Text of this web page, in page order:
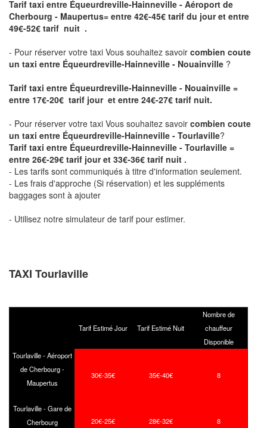
Tarif taxi entre Équeurdreville-Hainneville - Aéroport de
Cherbourg - Maupertus= entre 42€-45€ tarif du jour et entre
49€-52€ tarif nuit .
- Pour réserver votre taxi Vous souhaitez savoir combien coute
un taxi entre Équeurdreville-Hainneville - Nouainville ?
Tarif taxi entre Équeurdreville-Hainneville - Nouainville =
entre 17€-20€ tarif jour et entre 24€-27€ tarif nuit.
- Pour réserver votre taxi Vous souhaitez savoir combien coute
un taxi entre Équeurdreville-Hainneville - Tourlaville?
Tarif taxi entre Équeurdreville-Hainneville - Tourlaville =
entre 26€-29€ tarif jour et 33€-36€ tarif nuit .
- Les tarifs sont communiqués à titre d'information seulement.
- Les frais d'approche (Si réservation) et les suppléments
baggages sont à ajouter
- Utilisez notre simulateur de tarif pour estimer.
TAXI Tourlaville
Tarif Estimé Jour Tarif Estimé Nuit
Nombre de
chauffeur
Disponible
Tourlaville - Aéroport
de Cherbourg -
Maupertus
30€-35€ 35€-40€ 8
Tourlaville - Gare de
Cherbourg
20€-25€ 28€-32€ 8